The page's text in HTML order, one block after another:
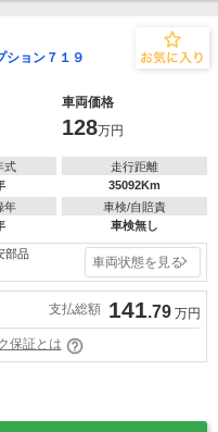
ョン７１９
車両価格
128万円
式
走行距離
35092Km
年
車検/自賠責
車検無し
部品
車両状態を見る
支払総額 141.79 万円
保証とは